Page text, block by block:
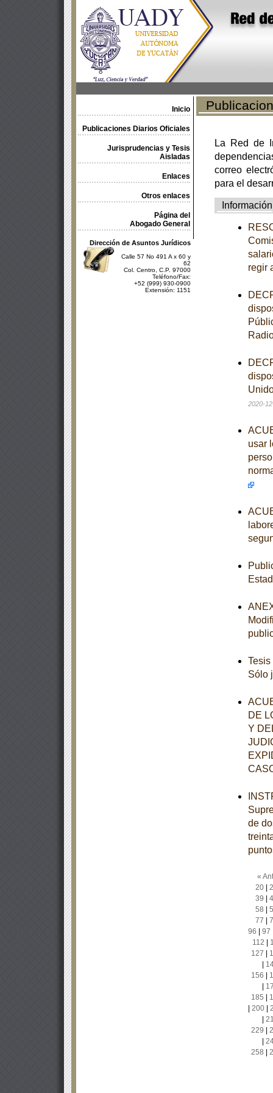
Inicio
Publicaciones Diarios Oficiales
Jurisprudencias y Tesis
Aisladas
Enlaces
Otros enlaces
Página del
Abogado General
Dirección de Asuntos Jurídicos
Calle 57 No 491 A x 60 y
62
Col. Centro, C.P. 97000
Teléfono/Fax:
+52 (999) 930-0900
Extensión: 1151
La Red de
correo
para el
Información
regir
2020-
usar
Sólo
DE
Y
de
«
20|
39
58
77
96
97
112
127
156
185
200|
229
258